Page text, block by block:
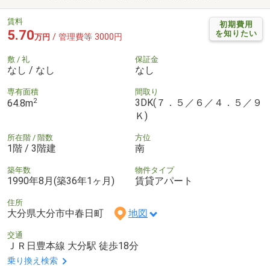
初期費用
を知りたい
賃料
5.70万円 / 管理費等 3000円
敷 / 礼
なし / なし
保証金
なし
専有面積
64.8m2
間取り
3DK(７．５／６／４．５／９
Ｋ)
所在階 / 階数
1階 / 3階建
方位
南
築年数
1990年8月(築36年1ヶ月)
物件タイプ
賃貸アパート
住所
大分県大分市中春日町 地図
交通
ＪＲ日豊本線 大分駅 徒歩18分
乗り換え検索